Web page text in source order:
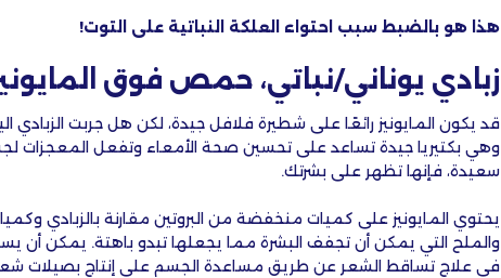
هذا هو بالضبط سبب احتواء العلكة النباتية على التوت!
زبادي يوناني/نباتي، حمص فوق
قد يكون المايونيز رائعًا على شطيرة فلافل جيدة، لكن هل جربت الزبادي
وهي بكتيريا جيدة تساعد على تحسين صحة الأمعاء وتفعل المعجزات
سعيدة، فإنها تظهر على بشرتك.
يحتوي المايونيز على كميات منخفضة من البروتين مقارنة بالزبادي
والملح التي يمكن أن تجفف البشرة مما يجعلها تبدو باهتة. يمكن أن
في علاج تساقط الشعر عن طريق مساعدة الجسم على إنتاج بصيلات شعر